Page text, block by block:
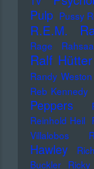
Pulp Pussy
R.E.M.
Rage
Ralf Hütter
Randy Weston
Reb Kennedy
Peppers
Reinhold Heil
Villalobos
Hawley
Buckler
Ricky